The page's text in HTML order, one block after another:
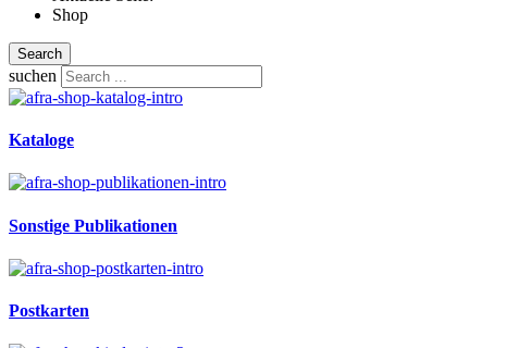
Shop
Search
suchen
Kataloge
Sonstige Publikationen
Postkarten